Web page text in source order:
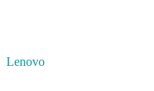
Lenovo